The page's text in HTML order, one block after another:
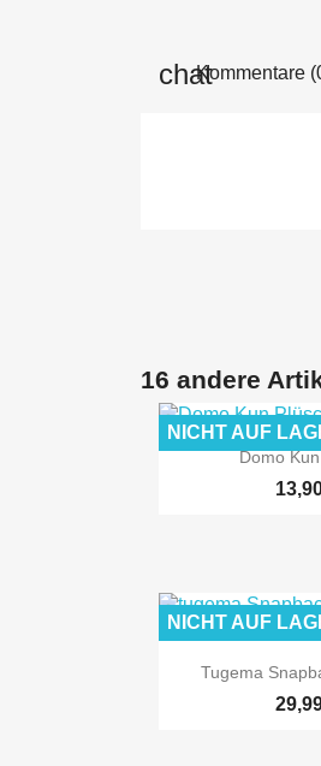
Kommentare
16 andere

Domo
NICHT AUF

Tugema
NICHT AUF